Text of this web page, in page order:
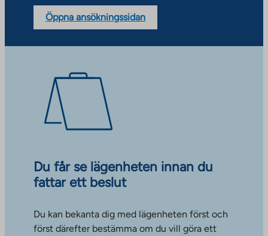
Öppna ansökningssidan
Du får se lägenheten innan du
fattar ett beslut
Du kan bekanta dig med lägenheten först och
först därefter bestämma om du vill göra ett